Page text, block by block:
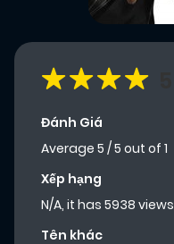
Đánh Giá
Average 5 /5 out of 1
Xếp hạng
N/A, it has 5938 views
Tên khác